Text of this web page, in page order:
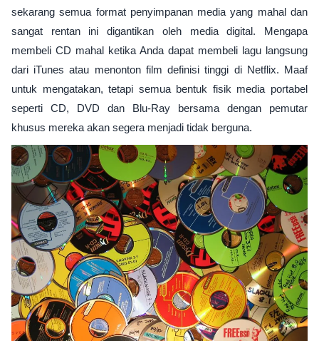
sekarang semua format penyimpanan media yang mahal dan
sangat rentan ini digantikan oleh media digital. Mengapa
membeli CD mahal ketika Anda dapat membeli lagu langsung
dari iTunes atau menonton film definisi tinggi di Netflix. Maaf
untuk mengatakan, tetapi semua bentuk fisik media portabel
seperti CD, DVD dan Blu-Ray bersama dengan pemutar
khusus mereka akan segera menjadi tidak berguna.